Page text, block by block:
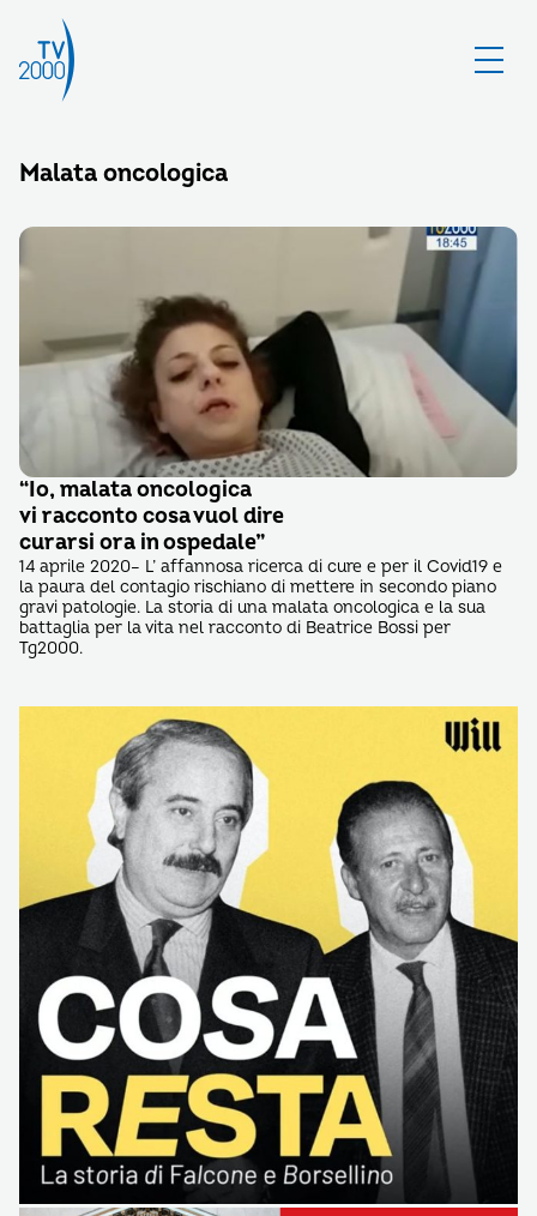
Malata oncologica
“Io, malata oncologica
vi racconto cosa vuol dire
curarsi ora in ospedale”
14 aprile 2020– L’ affannosa ricerca di cure e per il Covid19 e
la paura del contagio rischiano di mettere in secondo piano
gravi patologie. La storia di una malata oncologica e la sua
battaglia per la vita nel racconto di Beatrice Bossi per
Tg2000.